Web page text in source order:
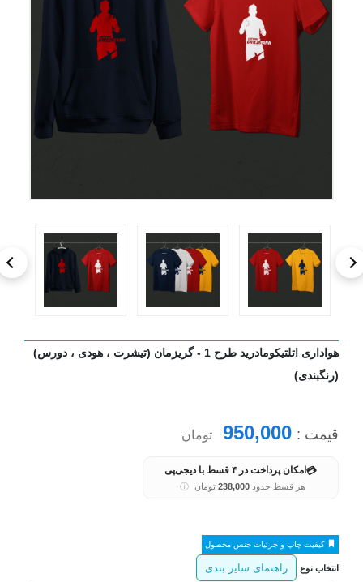
هواداری اتلتیکومادرید طرح 1 - گریزمان (تیشرت ، هودی ، دورس)
(رنگبندی)
قیمت : 950,000 تومان
💳 امکان پرداخت در ۴ قسط با دیجی‌پی
هر قسط حدود238,000 تومان ⓘ
کیفیت چاپ و جزئیات جنس محصول
انتخاب نوع راهنمای سایز بندی